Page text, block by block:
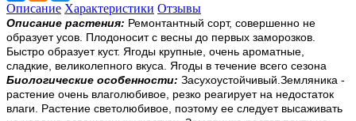
Описание Характеристики Отзывы
Описание растения: Ремонтантный сорт, совершенно не
образует усов. Плодоносит с весны до первых заморозков.
Быстро образует куст. Ягоды крупные, очень ароматные,
сладкие, великолепного вкуса. Ягоды в течение всего сезона
Биологические особенности: Засухоустойчивый.Земляника -
растение очень влаголюбивое, резко реагирует на недостаток
влаги. Растение светолюбивое, поэтому ее следует высаживать